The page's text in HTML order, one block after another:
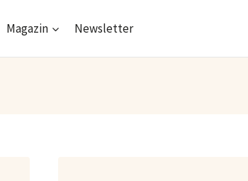
Magazin Newsletter